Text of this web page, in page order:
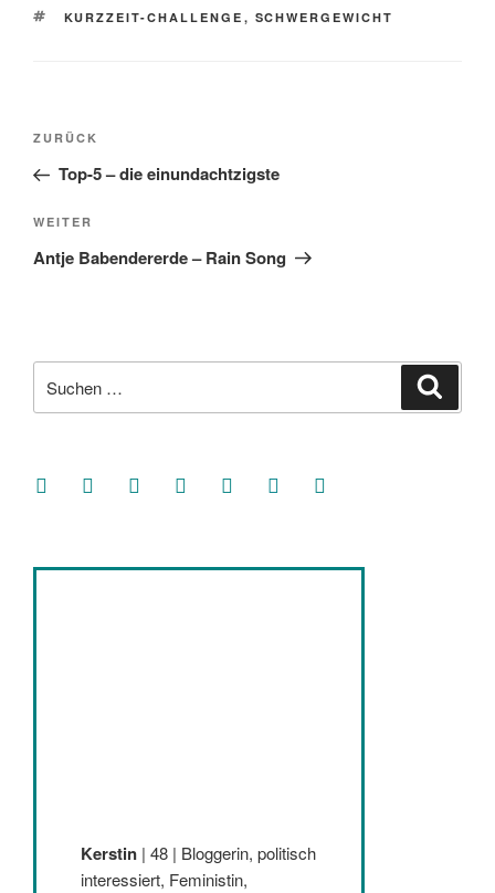
SCHLAGWÖRTER
KURZZEIT-CHALLENGE , SCHWERGEWICHT
Beitragsnavigation
Vorheriger
Beitrag
ZURÜCK
Top-5 – die einundachtzigste
Nächster
Beitrag
WEITER
Antje Babendererde – Rain Song
nach:
facebooksoundcloud
twitter mastodoninstagramthreads goodreads
Kerstin | 48 | Bloggerin, politisch
interessiert, Feministin,